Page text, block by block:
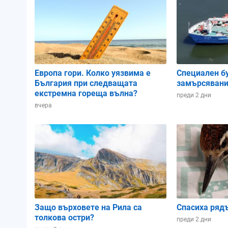
Влажност:
Облачност:
1011.76 hPa
63%
2%
1012.24 hPa
2%
1011.49
50%
02:00 05:00 08:00
Европа гори. Колко уязвима е
България при следващата
екстремна гореща вълна?
вчера
Специален
преди 2 дни
Защо върховете на Рила са
толкова остри?
Спасиха
преди 2 дни